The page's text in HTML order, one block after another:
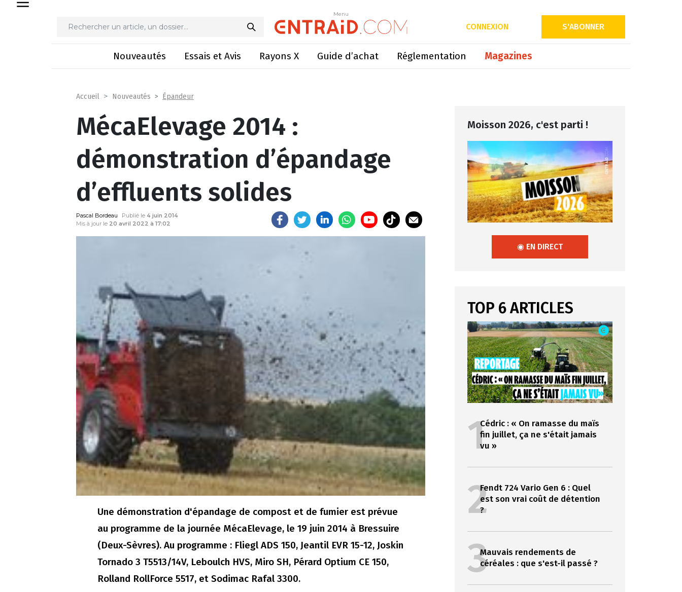
Menu
CONNEXION S'ABONNER
Nouveautés Essais et Avis Rayons X Guide d’achat Réglementation Magazines
Menu
MécaElevage 2014 : démonstration d’épandage d’effluents solides
Accueil Nouveautés Épandeur
MécaElevage 2014 :
démonstration d’épandage
d’effluents solides
Pascal Bordeau Publié le 4 juin 2014
Mis à jour le 20 avril 2022 à 17:02
Une démonstration d'épandage de compost et de fumier est prévue
au programme de la journée MécaElevage, le 19 juin 2014 à Bressuire
(Deux-Sèvres). Au programme : Fliegl ADS 150, Jeantil EVR 15-12, Joskin
Tornado 3 T5513/14V, Leboulch HVS, Miro SH, Pérard Optium CE 150,
Rolland RollForce 5517, et Sodimac Rafal 3300.
Moisson 2026, c'est parti !
◉ EN DIRECT
TOP 6 ARTICLES
1Cédric : « On ramasse du maïs
fin juillet, ça ne s'était jamais
vu »
2Fendt 724 Vario Gen 6 : Quel
est son vrai coût de détention
?
3Mauvais rendements de
céréales : que s'est-il passé ?